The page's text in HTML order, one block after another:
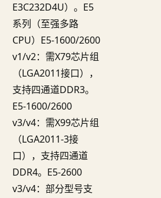
E3C232D4U）。E5
系列（至强多路
CPU）E5-1600/2600
v1/v2：需X79芯片组
（LGA2011接口），
支持四通道DDR3。
E5-1600/2600
v3/v4：需X99芯片组
（LGA2011-3接
口），支持四通道
DDR4。E5-2600
v3/v4：部分型号支